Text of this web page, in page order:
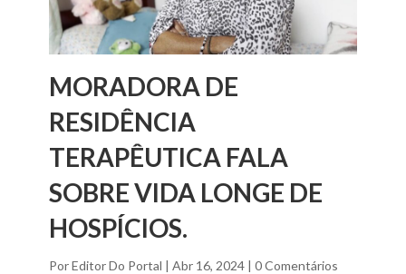
MORADORA DE
RESIDÊNCIA
TERAPÊUTICA FALA
SOBRE VIDA LONGE DE
HOSPÍCIOS.
PorEditor Do Portal |Abr 16, 2024 |0 Comentários